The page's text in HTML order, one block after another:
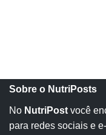
Sobre o NutriPosts
No NutriPost você
para redes sociais e